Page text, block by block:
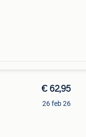
€ 62,95
26 feb 26